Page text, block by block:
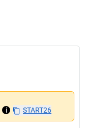
i START26